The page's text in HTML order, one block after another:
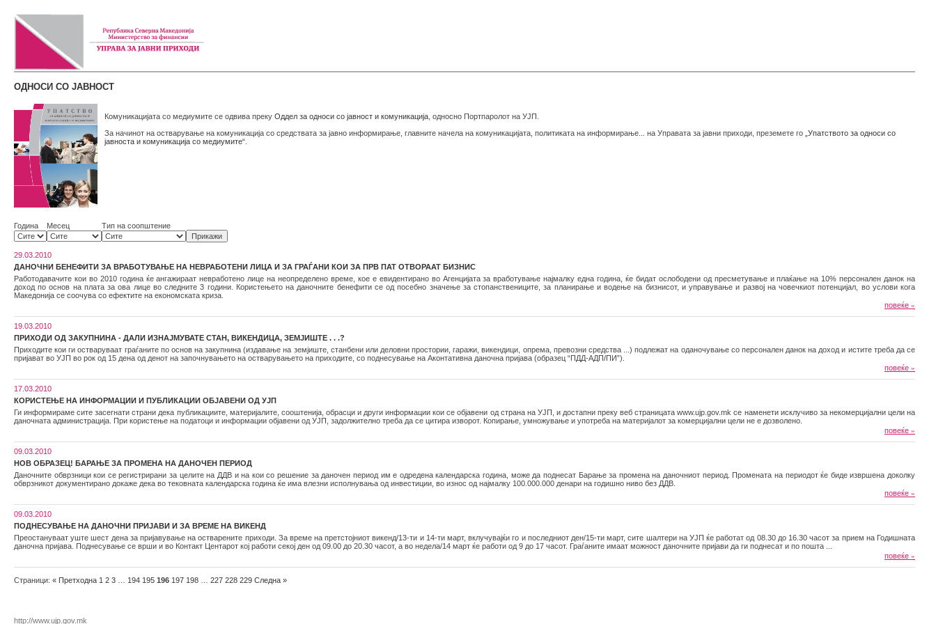
ОДНОСИ СО ЈАВНОСТ
Комуникацијата со медиумите се одвива преку Оддел за односи со јавност и комуникација , односно Портпаролот на УЈП.
За начинот на остварување на комуникација со средствата за јавно информирање, главните начела на комуникацијата, политиката на информирање... на Управата за јавни приходи, преземете го „Упатството за односи со
јавноста и комуникација со медиумите“
Година Месец Тип на соопштение
29.03.2010
ДАНОЧНИ БЕНЕФИТИ ЗА ВРАБОТУВАЊЕ НА НЕВРАБОТЕНИ ЛИЦА И ЗА ГРАЃАНИ КОИ ЗА ПРВ ПАТ ОТВОРААТ БИЗНИС
Работодавачите кои во 2010 година ќе ангажираат невработено лице на неопределено време, кое е евидентирано во Агенцијата за вработување најмалку една година, ќе бидат ослободени од пресметување и плаќање на 10% персонален данок на
доход по основ на плата за ова лице во следните 3 години. Користењето на даночните бенефити се од посебно значење за стопанствениците, за планирање и водење на бизнисот, и управување и развој на човечкиот потенцијал, во услови кога
Македонија се соочува со ефектите на економската криза.
повеќе »
19.03.2010
ПРИХОДИ ОД ЗАКУПНИНА - ДАЛИ ИЗНАЈМУВАТЕ СТАН, ВИКЕНДИЦА, ЗЕМЈИШТЕ . . .?
Приходите кои ги остваруваат граѓаните по основ на закупнина (издавање на земјиште, станбени или деловни простории, гаражи, викендици, опрема, превозни средства ...) подлежат на оданочување со персонален данок на доход и истите треба да се
пријават во УЈП во рок од 15 дена од денот на започнувањето на остварувањето на приходите, со поднесување на Аконтативна даночна пријава (образец “ПДД-АДП/ПИ”).
повеќе »
17.03.2010
КОРИСТЕЊЕ НА ИНФОРМАЦИИ И ПУБЛИКАЦИИ ОБЈАВЕНИ ОД УЈП
Ги информираме сите засегнати страни дека публикациите, материјалите, сооштенија, обрасци и други информации кои се објавени од страна на УЈП, и достапни преку веб страницата www.ujp.gov.mk се наменети исклучиво за некомерцијални цели на
даночната администрација. При користење на податоци и информации објавени од УЈП, задолжително треба да се цитира изворот. Копирање, умножување и употреба на материјалот за комерцијални цели не е дозволено.
повеќе »
09.03.2010
НОВ ОБРАЗЕЦ! БАРАЊЕ ЗА ПРОМЕНА НА ДАНОЧЕН ПЕРИОД
Даночните обврзници кои се регистрирани за целите на ДДВ и на кои со решение за даночен период им е одредена календарска година, може да поднесат Барање за промена на даночниот период. Промената на периодот ќе биде извршена доколку
обврзникот документирано докаже дека во тековната календарска година ќе има влезни исполнувања од инвестиции, во износ од најмалку 100.000.000 денари на годишно ниво без ДДВ.
повеќе »
09.03.2010
ПОДНЕСУВАЊЕ НА ДАНОЧНИ ПРИЈАВИ И ЗА ВРЕМЕ НА ВИКЕНД
Преостануваат уште шест дена за пријавување на остварените приходи. За време на претстојниот викенд/13-ти и 14-ти март, вклучувајќи го и последниот ден/15-ти март, сите шалтери на УЈП ќе работат од 08.30 до 16.30 часот за прием на Годишната
даночна пријава. Поднесување се врши и во Контакт Центарот кој работи секој ден од 09.00 до 20.30 часот, а во недела/14 март ќе работи од 9 до 17 часот. Граѓаните имаат можност даночните пријави да ги поднесат и по пошта ...
повеќе »
Страници: « Претходна 1 2 3 194 195 196 197 198 227 228 229 Следна »
http://www.ujp.gov.mk